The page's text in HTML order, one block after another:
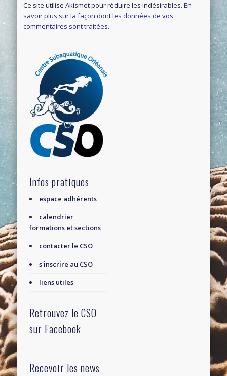
Ce site utilise Akismet pour réduire les indésirables.En
savoir plus sur la façon dont les données de vos
commentaires sont traitées.
Infos pratiques
espace adhérents
calendrier
formations et sections
contacter le CSO
s'inscrire au CSO
liens utiles
Retrouvez le CSO
sur Facebook
Recevoir les news